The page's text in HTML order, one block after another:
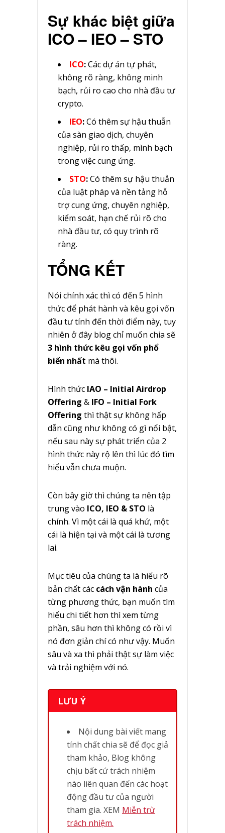
Sự khác biệt giữa
ICO – IEO – STO
ICO:Các dự án tự phát,
không rõ ràng, không minh
bạch, rủi ro cao cho nhà đầu tư
crypto.
IEO:Có thêm sự hậu thuẫn
của sàn giao dịch, chuyên
nghiệp, rủi ro thấp, mình bạch
trong việc cung ứng.
STO:Có thêm sự hậu thuẫn
của luật pháp và nền tảng hỗ
trợ cung ứng, chuyên nghiệp,
kiểm soát, hạn chế rủi rõ cho
nhà đầu tư, có quy trình rõ
ràng.
TỔNG KẾT
Nói chính xác thì có đến 5 hình
thức để phát hành và kêu gọi vốn
đầu tư tính đến thời điểm này, tuy
nhiên ở đây blog chỉ muốn chia sẽ
3 hình thức kêu gọi vốn phổ
biến nhất mà thôi.
Hình thức IAO – Initial Airdrop
Offering & IFO – Initial Fork
Offering thì thật sự không hấp
dẫn cũng như không có gì nổi bật,
nếu sau này sự phát triển của 2
hình thức này rộ lên thì lúc đó tìm
hiểu vẫn chưa muộn.
Còn bây giờ thì chúng ta nên tập
trung vào ICO, IEO & STO là
chính. Vì một cái là quá khứ, một
cái là hiện tại và một cái là tương
lai.
Mục tiêu của chúng ta là hiểu rõ
bản chất các cách vận hành của
từng phương thức, bạn muốn tìm
hiểu chi tiết hơn thì xem từng
phần, sâu hơn thì không có rồi vì
nó đơn giản chí có như vậy. Muốn
sâu và xa thì phải thật sự làm việc
và trải nghiệm với nó.
LƯU Ý
Nội dung bài viết mang
tính chất chia sẽ để đọc giả
tham khảo, Blog không
chịu bất cứ trách nhiệm
nào liên quan đến các hoạt
động đầu tư của người
tham gia. XEM Miễn trừ
trách nhiệm.